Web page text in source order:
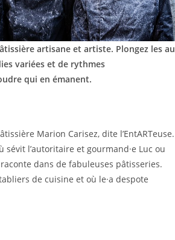
artisane et artiste. Plongez les au
variées et de rythmes
qui en émanent.
Marion Carisez, dite l’EntARTeuse.
l’autoritaire et gourmand·e Luc ou
dans de fabuleuses pâtisseries.
de cuisine et où le·a despote